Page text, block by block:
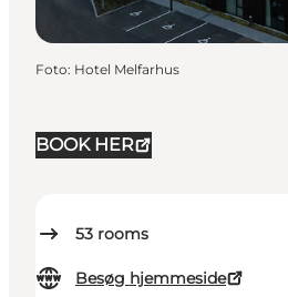
BOOK HER
53 rooms
Besøg hjemmeside
Foto: Hotel Melfarhus